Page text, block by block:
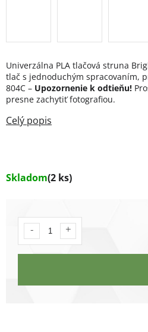
Skladom(2 ks)
Univerzálna PLA tlačová struna
tlač s jednoduchým spracovaním,
804C – Upozornenie k odtieňu!
presne zachytiť fotografiou.